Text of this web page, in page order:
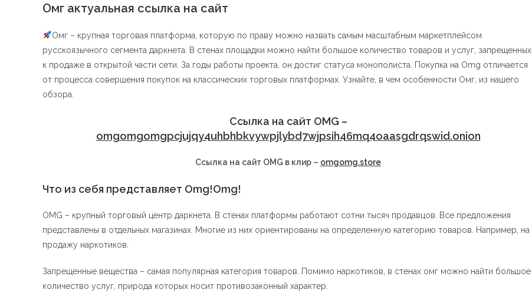
Омг актуальная ссылка на сайт
Омг – крупная торговая платформа, которую по праву можно назвать самым масштабным маркетплейсом
русскоязычного сегмента даркнета. В стенах площадки можно найти большое количество товаров и услуг, запрещенных
к продаже в открытой части сети. За годы работы проекта, он достиг статуса монополиста. Покупка на Omg отличается
от процесса совершения покупок на классических торговых платформах. Узнайте, в чем особенности Омг, из нашего
обзора.
Ссылка на сайт OMG –
omgomgomgpcjujqy4uhbhbkvywpjlybd7wjpsih46mq4oaasgdrqswid.onion
Ссылка на сайт OMG в клир – omgomg.store
Что из себя представляет Omg!Omg!
OMG – крупный торговый центр даркнета. В стенах платформы работают сотни тысяч продавцов. Все предложения
представлены в отдельных магазинах. Многие из них ориентированы на определенную категорию товаров. Например, на
продажу наркотиков.
Запрещенные вещества – самая популярная категория товаров. Помимо наркотиков, в стенах омг можно найти большое
количество услуг, природа которых носит противозаконный характер.